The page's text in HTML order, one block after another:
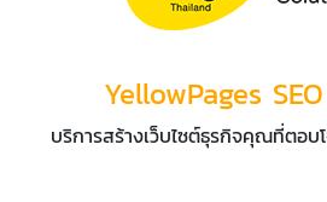
YellowPages
บริการสร้างเว็บไซต์ธุรกิจคุณที่ตอบ